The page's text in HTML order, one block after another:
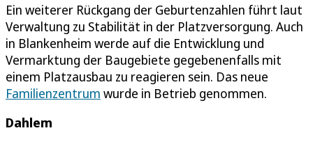
Ein weiterer Rückgang der Geburtenzahlen führt laut
Verwaltung zu Stabilität in der Platzversorgung. Auch
in Blankenheim werde auf die Entwicklung und
Vermarktung der Baugebiete gegebenenfalls mit
einem Platzausbau zu reagieren sein. Das neue
Familienzentrum wurde in Betrieb genommen.
Dahlem